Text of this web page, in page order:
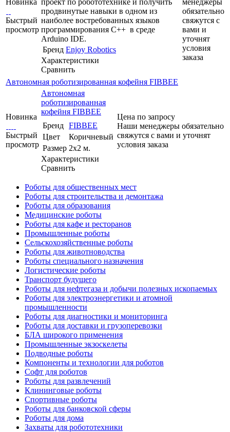
Быстрый
просмотр
продвинутые навыки в одном из
наиболее востребованных языков
программирования C++ в среде
Arduino IDE.
Бренд Enjoy Robotics
Характеристики
Сравнить
обязательно
свяжутся с
вами и
уточнят
условия
заказа
Автономная роботизированная кофейня FIBBEE
Новинка
Быстрый
просмотр
Автономная
роботизированная
кофейня FIBBEE
Бренд FIBBEE
Цвет
Коричневый
Размер 2х2 м.
Характеристики
Сравнить
Цена по запросу
Наши менеджеры обязательно
свяжутся с вами и уточнят
условия заказа
Роботы для общественных мест
Роботы для строительства и демонтажа
Роботы для образования
Медицинские роботы
Роботы для кафе и ресторанов
Промышленные роботы
Сельскохозяйственные роботы
Роботы для животноводства
Роботы специального назначения
Логистические роботы
Транспорт будущего
Роботы для нефтегаза и добычи полезных ископаемых
Роботы для электроэнергетики и атомной
промышленности
Роботы для диагностики и мониторинга
Роботы для доставки и грузоперевозки
БЛА широкого применения
Промышленные экзоскелеты
Подводные роботы
Компоненты и технологии для роботов
Софт для роботов
Роботы для развлечений
Клининговые роботы
Спортивные роботы
Роботы для банковской сферы
Роботы для дома
Захваты для робототехники